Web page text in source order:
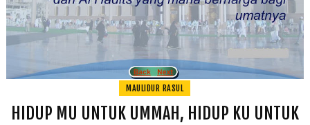
MAULIDUR RASUL
HIDUP MU UNTUK UMMAH, HIDUP KU UNTUK